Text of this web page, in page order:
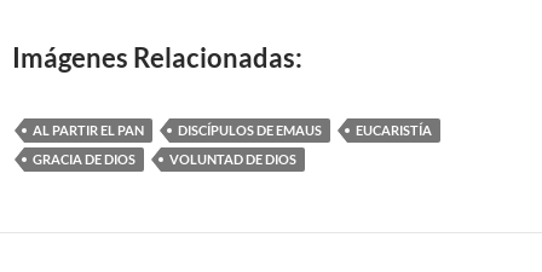
Imágenes Relacionadas:
AL PARTIR EL PAN DISCÍPULOS DE EMAUS
EUCARISTÍA
GRACIA DE DIOS
VOLUNTAD DE DIOS